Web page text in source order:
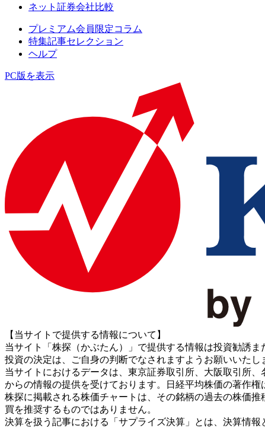
ネット証券会社比較
プレミアム会員限定コラム
特集記事セレクション
ヘルプ
PC版を表示
【当サイトで提供する情報について】
当サイト「株探（かぶたん）」で提供する情報は投資勧誘
投資の決定は、ご自身の判断でなされますようお願いいたし
当サイトにおけるデータは、東京証券取引所、大阪取引所、
からの情報の提供を受けております。日経平均株価の著作権
株探に掲載される株価チャートは、その銘柄の過去の株価
買を推奨するものではありません。
決算を扱う記事における「サプライズ決算」とは、決算情